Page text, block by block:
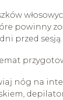
powinny
przed sesją.
nóg na